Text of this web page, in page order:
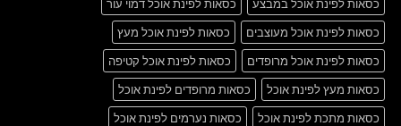
כסאות לפינת אוכל במבצע
כסאות לפינת אוכל דמוי עור
כסאות לפינת אוכל מעוצבים
כסאות לפינת אוכל מעץ
כסאות לפינת אוכל מרופדים
כסאות לפינת אוכל קטיפה
כסאות מעץ לפינת אוכל
כסאות מרופדים לפינת אוכל
כסאות מתכת לפינת אוכל
כסאות נערמים לפינת אוכל